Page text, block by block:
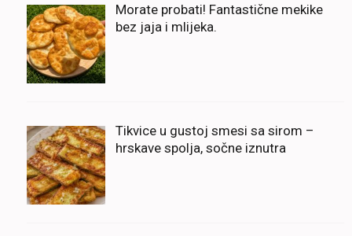
Morate probati! Fantastične mekike
bez jaja i mlijeka.
Tikvice u gustoj smesi sa sirom –
hrskave spolja, sočne iznutra